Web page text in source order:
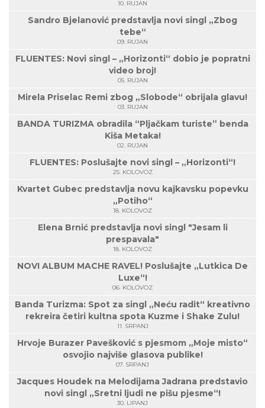
10. RUJAN
Sandro Bjelanović predstavlja novi singl „Zbog
tebe“
09. RUJAN
FLUENTES: Novi singl – „Horizonti“ dobio je popratni
video broj!
05. RUJAN
Mirela Priselac Remi zbog „Slobode“ obrijala glavu!
03. RUJAN
BANDA TURIZMA obradila “Pljačkam turiste” benda
Kiša Metaka!
02. RUJAN
FLUENTES: Poslušajte novi singl – „Horizonti“!
25. KOLOVOZ
Kvartet Gubec predstavlja novu kajkavsku popevku
„Potiho“
18. KOLOVOZ
Elena Brnić predstavlja novi singl "Jesam li
prespavala"
18. KOLOVOZ
NOVI ALBUM MACHE RAVEL! Poslušajte „Lutkica De
Luxe“!
06. KOLOVOZ
Banda Turizma: Spot za singl „Neću radit“ kreativno
rekreira četiri kultna spota Kuzme i Shake Zulu!
11. SRPANJ
Hrvoje Burazer Pavešković s pjesmom „Moje misto“
osvojio najviše glasova publike!
07. SRPANJ
Jacques Houdek na Melodijama Jadrana predstavio
novi singl „Sretni ljudi ne pišu pjesme“!
30. LIPANJ